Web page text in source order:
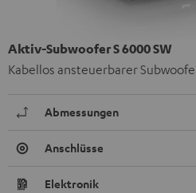
Aktiv-Subwoofer S 6000 SW
Kabellos ansteuerbarer
Abmessungen
Anschlüsse
Elektronik